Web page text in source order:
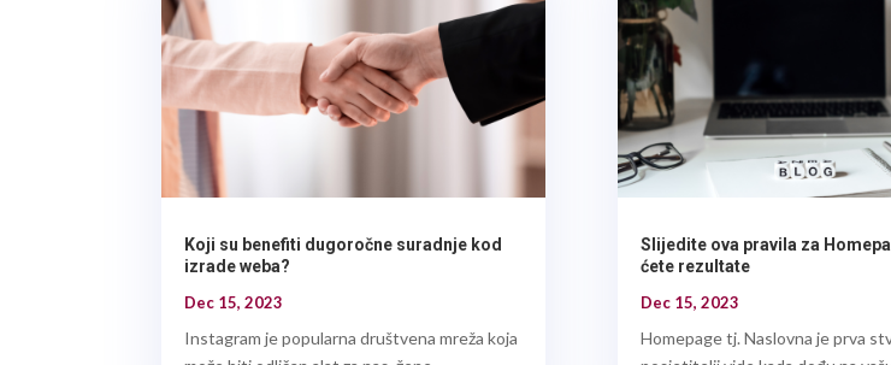
Koji su benefiti dugoročne suradnje kod
izrade weba?
Dec 15, 2023
Instagram je popularna društvena mreža koja
Slijedite ova pravila za
ćete rezultate
Dec 15, 2023
Homepage tj. Naslovna je prva